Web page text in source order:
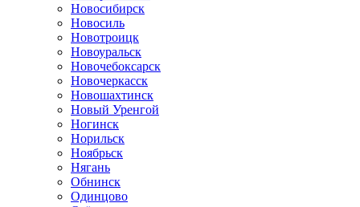
Новосибирск
Новосиль
Новотроицк
Новоуральск
Новочебоксарск
Новочеркасск
Новошахтинск
Новый Уренгой
Ногинск
Норильск
Ноябрьск
Нягань
Обнинск
Одинцово